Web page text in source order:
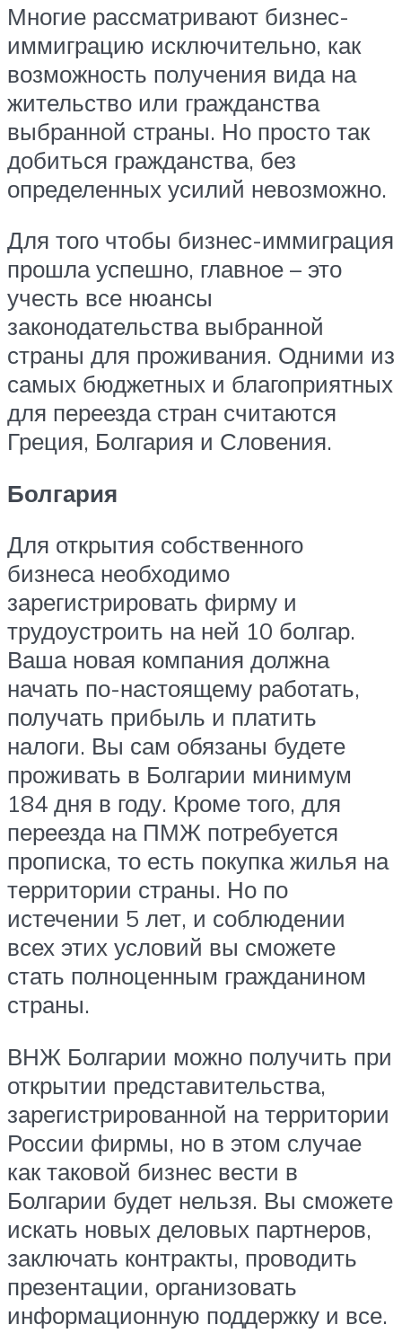
Многие рассматривают бизнес-
иммиграцию исключительно, как
возможность получения вида на
жительство или гражданства
выбранной страны. Но просто так
добиться гражданства, без
определенных усилий невозможно.
Для того чтобы бизнес-иммиграция
прошла успешно, главное – это
учесть все нюансы
законодательства выбранной
страны для проживания. Одними из
самых бюджетных и благоприятных
для переезда стран считаются
Греция, Болгария и Словения.
Болгария
Для открытия собственного
бизнеса необходимо
зарегистрировать фирму и
трудоустроить на ней 10 болгар.
Ваша новая компания должна
начать по-настоящему работать,
получать прибыль и платить
налоги. Вы сам обязаны будете
проживать в Болгарии минимум
184 дня в году. Кроме того, для
переезда на ПМЖ потребуется
прописка, то есть покупка жилья на
территории страны. Но по
истечении 5 лет, и соблюдении
всех этих условий вы сможете
стать полноценным гражданином
страны.
ВНЖ Болгарии можно получить при
открытии представительства,
зарегистрированной на территории
России фирмы, но в этом случае
как таковой бизнес вести в
Болгарии будет нельзя. Вы сможете
искать новых деловых партнеров,
заключать контракты, проводить
презентации, организовать
информационную поддержку и все.